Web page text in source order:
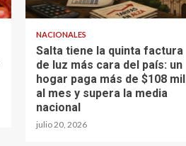
NACIONALES
Salta tiene la quinta factura
de luz más cara del país: un
hogar paga más de $108 mil
al mes y supera la media
nacional
julio 20, 2026